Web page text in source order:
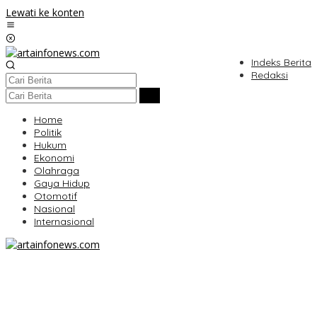
Lewati ke konten
Indeks Berita
Redaksi
Home
Politik
Hukum
Ekonomi
Olahraga
Gaya Hidup
Otomotif
Nasional
Internasional